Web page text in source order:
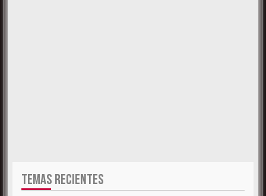
TEMAS RECIENTES